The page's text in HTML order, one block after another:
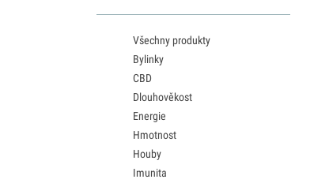
Všechny produkty
Bylinky
CBD
Dlouhověkost
Energie
Hmotnost
Houby
Imunita